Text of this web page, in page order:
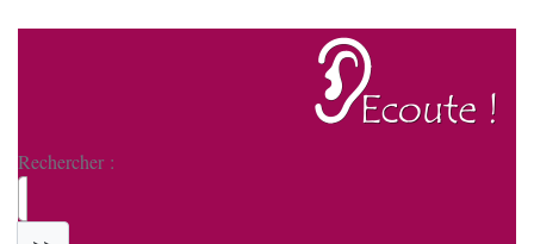
Rechercher :